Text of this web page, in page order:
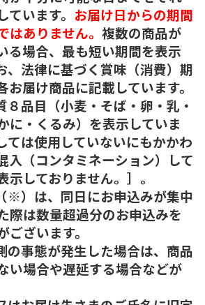
います。 お届け日からの期間
ありません。 複数の商品が
る場合、最も短い期間を表示
、法律に基づく賞味（消費）期
お届け商品に記載しています。
８品目（小麦・そば・卵・乳・
に・くるみ）を表示していま
ては使用していないにもかかわ
入（コンタミネーション）して
示しておりません。］。
※）は、同日にお申込みが集中
際は数量超過分のお申込みを
ざいます。
の事態が発生した場合は、商品
い場合や遅延する場合などが